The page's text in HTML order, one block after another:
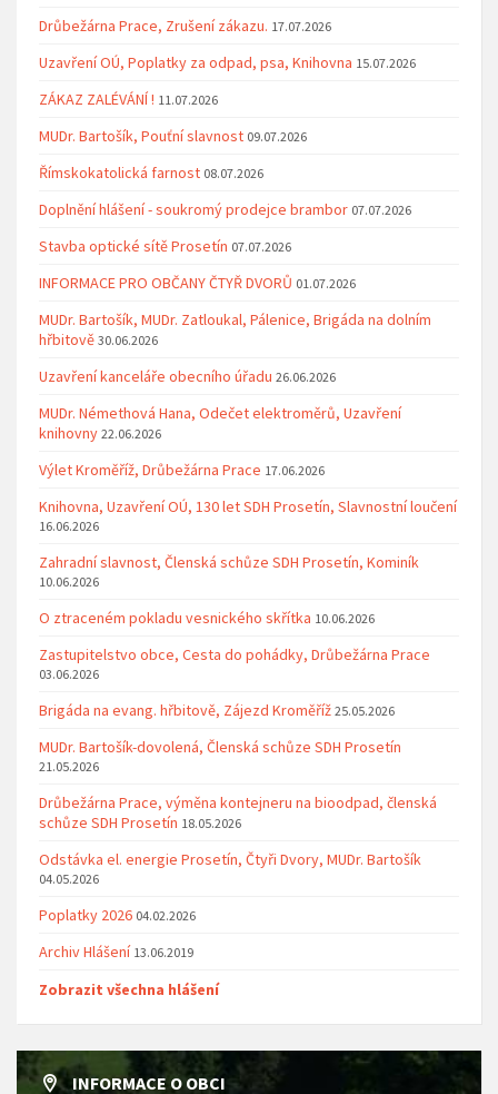
Drůbežárna Prace, Zrušení zákazu. 17.07.2026
Uzavření OÚ, Poplatky za odpad, psa, Knihovna 15.07.2026
ZÁKAZ ZALÉVÁNÍ ! 11.07.2026
MUDr. Bartošík, Pouťní slavnost 09.07.2026
Římskokatolická farnost 08.07.2026
Doplnění hlášení - soukromý prodejce brambor 07.07.2026
Stavba optické sítě Prosetín 07.07.2026
INFORMACE PRO OBČANY ČTYŘ DVORŮ 01.07.2026
MUDr. Bartošík, MUDr. Zatloukal, Pálenice, Brigáda na dolním
hřbitově 30.06.2026
Uzavření kanceláře obecního úřadu 26.06.2026
MUDr. Némethová Hana, Odečet elektroměrů, Uzavření
knihovny 22.06.2026
Výlet Kroměříž, Drůbežárna Prace 17.06.2026
Knihovna, Uzavření OÚ, 130 let SDH Prosetín, Slavnostní loučení
16.06.2026
Zahradní slavnost, Členská schůze SDH Prosetín, Kominík
10.06.2026
O ztraceném pokladu vesnického skřítka 10.06.2026
Zastupitelstvo obce, Cesta do pohádky, Drůbežárna Prace
03.06.2026
Brigáda na evang. hřbitově, Zájezd Kroměříž 25.05.2026
MUDr. Bartošík-dovolená, Členská schůze SDH Prosetín
21.05.2026
Drůbežárna Prace, výměna kontejneru na bioodpad, členská
schůze SDH Prosetín 18.05.2026
Odstávka el. energie Prosetín, Čtyři Dvory, MUDr. Bartošík
04.05.2026
Poplatky 2026 04.02.2026
Archiv Hlášení 13.06.2019
Zobrazit všechna hlášení
INFORMACE O OBCI